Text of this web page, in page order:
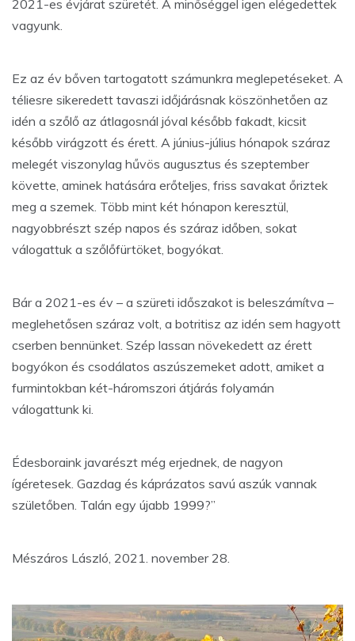
2021-es évjárat szüretét. A minőséggel igen elégedettek
vagyunk.
Ez az év bőven tartogatott számunkra meglepetéseket. A
téliesre sikeredett tavaszi időjárásnak köszönhetően az
idén a szőlő az átlagosnál jóval később fakadt, kicsit
később virágzott és érett. A június-július hónapok száraz
melegét viszonylag hűvös augusztus és szeptember
követte, aminek hatására erőteljes, friss savakat őriztek
meg a szemek. Több mint két hónapon keresztül,
nagyobbrészt szép napos és száraz időben, sokat
válogattuk a szőlőfürtöket, bogyókat.
Bár a 2021-es év – a szüreti időszakot is beleszámítva –
meglehetősen száraz volt, a botritisz az idén sem hagyott
cserben bennünket. Szép lassan növekedett az érett
bogyókon és csodálatos aszúszemeket adott, amiket a
furmintokban két-háromszori átjárás folyamán
válogattunk ki.
Édesboraink javarészt még erjednek, de nagyon
ígéretesek. Gazdag és káprázatos savú aszúk vannak
születőben. Talán egy újabb 1999?”
Mészáros László, 2021. november 28.